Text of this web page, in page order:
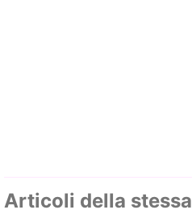
Articoli della